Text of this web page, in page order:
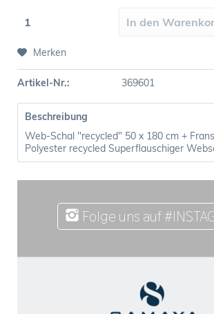
In den
Merken
Artikel-Nr.: 369601
Beschreibung
Web-Schal "recycled" 50 x 180 cm +
Polyester recycled Superflauschiger
Folge uns auf